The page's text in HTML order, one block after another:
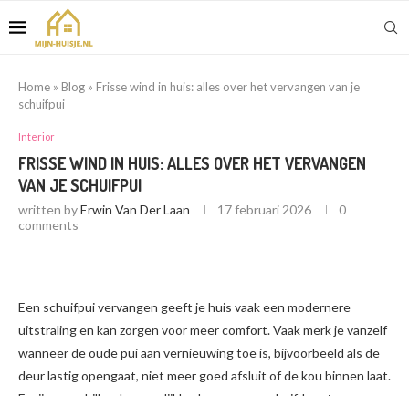
Home » Blog » Frisse wind in huis: alles over het vervangen van je
schuifpui
Interior
FRISSE WIND IN HUIS: ALLES OVER HET VERVANGEN
VAN JE SCHUIFPUI
written byErwin Van Der Laan 17 februari 2026
0
comments
Een schuifpui vervangen geeft je huis vaak een modernere
uitstraling en kan zorgen voor meer comfort. Vaak merk je vanzelf
wanneer de oude pui aan vernieuwing toe is, bijvoorbeeld als de
deur lastig opengaat, niet meer goed afsluit of de kou binnen laat.